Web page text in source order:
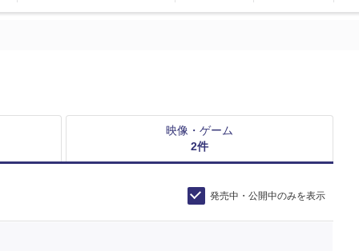
映像・ゲーム
2件
発売中・公開中のみを表示